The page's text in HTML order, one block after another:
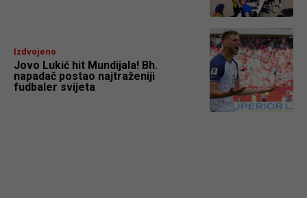
Izdvojeno
Jovo Lukić hit Mundijala! Bh.
napadač postao najtraženiji
fudbaler svijeta